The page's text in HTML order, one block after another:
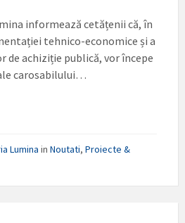
informează cetățenii că, în
tehnico-economice și a
achiziție publică, vor începe
carosabilului…
Lumina in Noutati, Proiecte &